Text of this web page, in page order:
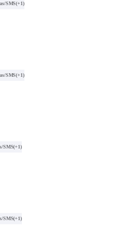
SMS(+1)
SMS(+1)
SMS(+1)
SMS(+1)